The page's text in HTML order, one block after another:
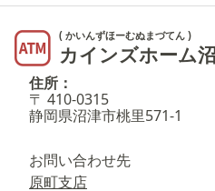
( かいんずほーむぬまづてん )
カインズホーム
住所：
〒 410-0315
静岡県沼津市桃里571-1
お問い合わせ先
原町支店